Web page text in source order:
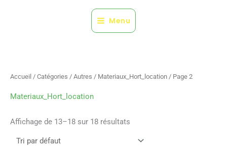
Menu
Accueil / Catégories / Autres / Materiaux_Hort_location / Page 2
Materiaux_Hort_location
Affichage de 13–18 sur 18 résultats